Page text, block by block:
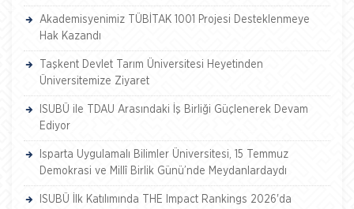
Akademisyenimiz TÜBİTAK 1001 Projesi Desteklenmeye
Hak Kazandı
Taşkent Devlet Tarım Üniversitesi Heyetinden
Üniversitemize Ziyaret
ISUBÜ ile TDAU Arasındaki İş Birliği Güçlenerek Devam
Ediyor
Isparta Uygulamalı Bilimler Üniversitesi, 15 Temmuz
Demokrasi ve Millî Birlik Günü’nde Meydanlardaydı
ISUBÜ İlk Katılımında THE Impact Rankings 2026'da